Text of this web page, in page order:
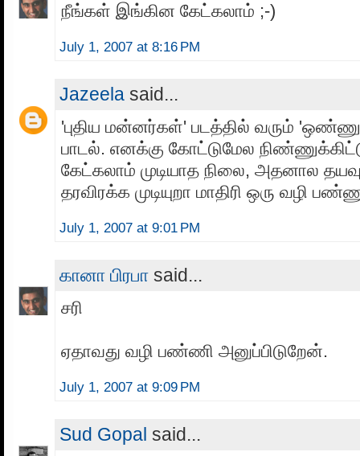
நீங்கள் இங்கின கேட்கலாம் ;-)
July 1, 2007 at 8:16 PM
Jazeela said...
'புதிய மன்னர்கள்' படத்தில் வரும்
பாடல். எனக்கு கோட்டுமேல
கேட்கலாம் முடியாத நிலை, அதனால
தரவிரக்க முடியுறா மாதிரி ஒரு வழி
July 1, 2007 at 9:01 PM
கானா பிரபா said...
சரி
ஏதாவது வழி பண்ணி அனுப்பிடுறேன்.
July 1, 2007 at 9:09 PM
Sud Gopal said...